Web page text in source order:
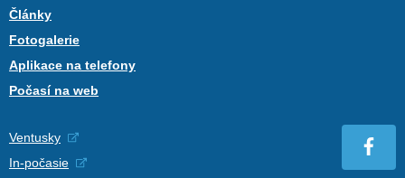
Články
Fotogalerie
Aplikace na telefony
Počasí na web
Ventusky
In-počasie